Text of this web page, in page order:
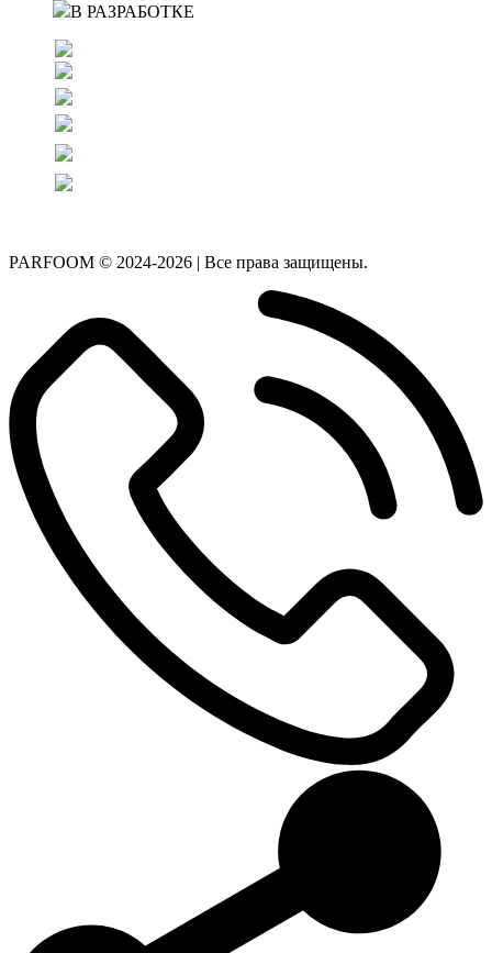
В РАЗРАБОТКЕ
PARFOOM © 2024-2026 | Все права защищены.